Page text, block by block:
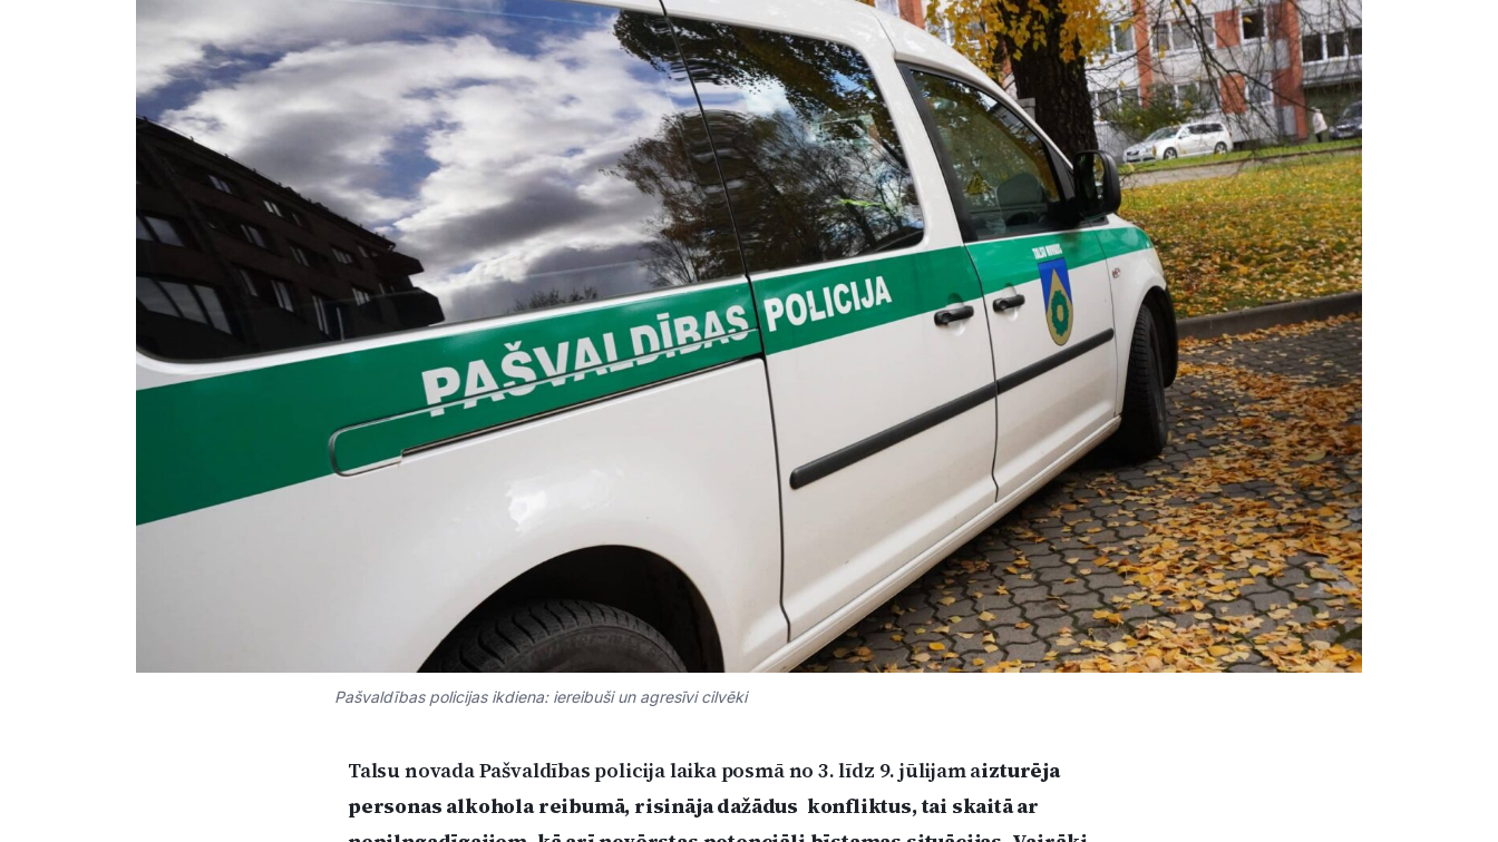
Pašvaldības policijas ikdiena: iereibuši un agresīvi cilvēki
Talsu novada Pašvaldības policija laika posmā no 3. līdz 9. jūlijam aizturēja
personas alkohola reibumā, risināja dažādus konfliktus, tai skaitā ar